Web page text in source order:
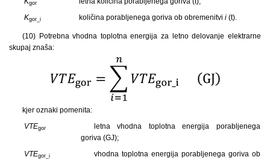
gor
Kgor_i količina porabljenega goriva ob obremenitvi i(t).
(10) Potrebna vhodna toplotna energija za letno delovanje elektrarne
skupaj znaša:
kjer oznaki pomenita:
VTEgor
letna vhodna toplotna energija porabljenega
goriva (GJ);
VTEgor_i
vhodna toplotna energija porabljenega goriva ob